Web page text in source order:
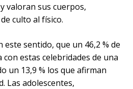
valoran sus cuerpos,
culto al físico.
este sentido, que un 46,2 % de
estas celebridades de una
un 13,9 % los que afirman
Las adolescentes,